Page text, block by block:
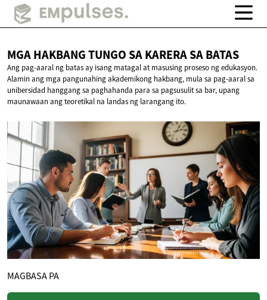
MGA HAKBANG TUNGO SA KARERASA BATAS
Ang pag-aaral ng batas ay isang matagal at masusing proseso ng edukasyon.
Alamin ang mga pangunahing akademikong hakbang, mula sa pag-aaral sa
unibersidad hanggang sa paghahanda para sa pagsusulit sa bar, upang
maunawaan ang teoretikal na landas ng larangang ito.
MAGBASA PA